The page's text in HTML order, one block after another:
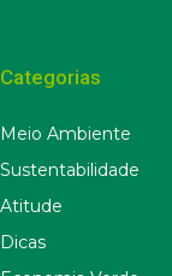
Categorias
Meio Ambiente
Sustentabilidade
Atitude
Dicas